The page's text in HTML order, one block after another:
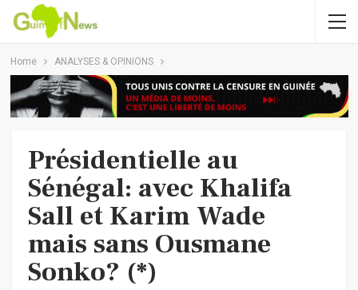
Home ANALYSES & OPINIONS
Présidentielle au
Sénégal: avec Khalifa
Sall et Karim Wade
mais sans Ousmane
Sonko? (*)